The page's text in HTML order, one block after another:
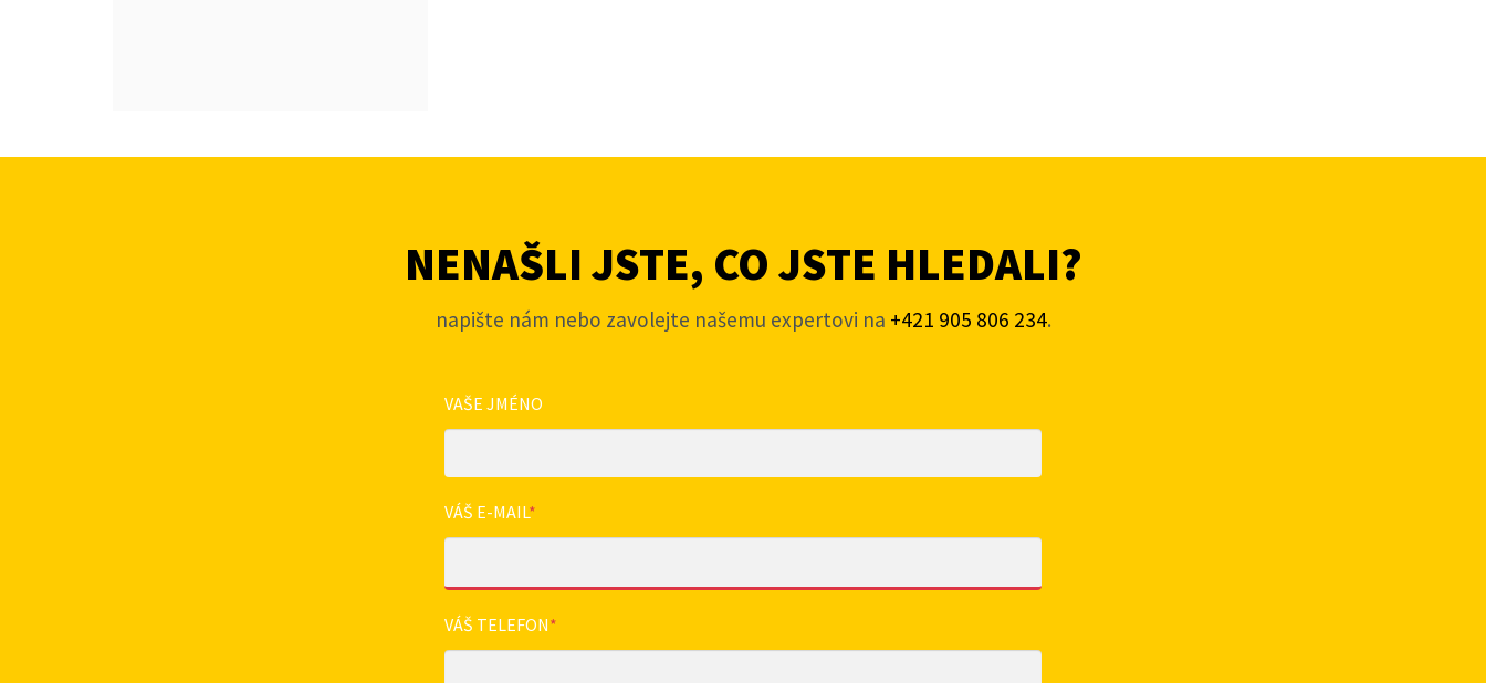
NENAŠLI JSTE, CO JSTE HLEDALI?
napište nám nebo zavolejte našemu expertovi na +421 905 806 234.
VAŠE JMÉNO
VÁŠ E-MAIL*
VÁŠ TELEFON*